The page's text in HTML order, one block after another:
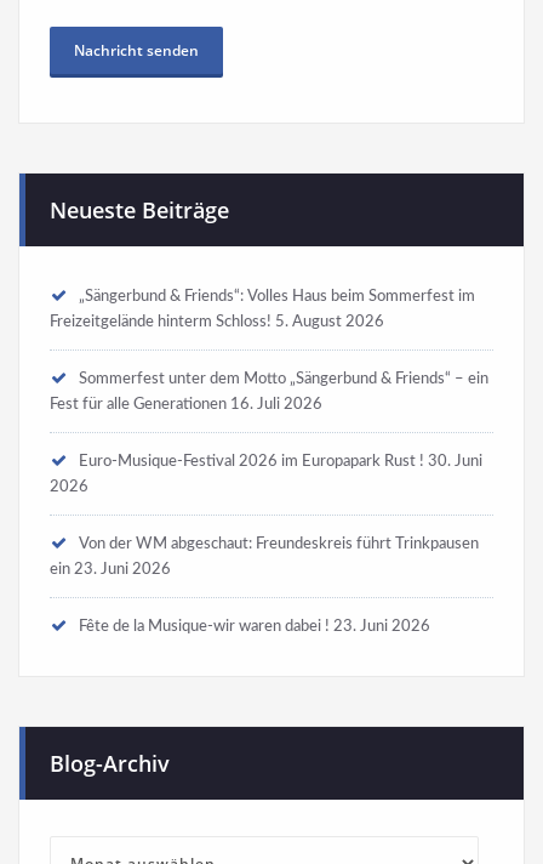
Neueste Beiträge
„Sängerbund & Friends“: Volles Haus beim Sommerfest im
Freizeitgelände hinterm Schloss! 5. August 2026
Sommerfest unter dem Motto „Sängerbund & Friends“ – ein
Fest für alle Generationen 16. Juli 2026
Euro-Musique-Festival 2026 im Europapark Rust ! 30. Juni
2026
Von der WM abgeschaut: Freundeskreis führt Trinkpausen
ein 23. Juni 2026
Fête de la Musique-wir waren dabei ! 23. Juni 2026
Blog-Archiv